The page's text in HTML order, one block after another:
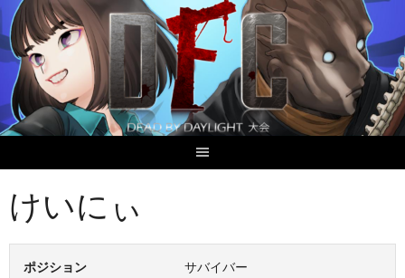
Skip
to
content
けいにぃ
ポジション サバイバー